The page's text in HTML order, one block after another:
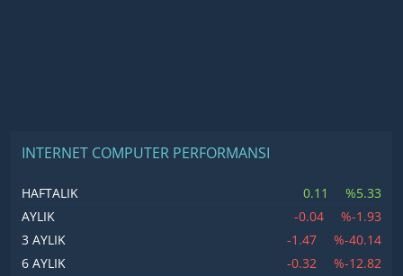
INTERNET COMPUTER PERFORMANSI
HAFTALIK 0.11
%5.33
AYLIK
-0.04
%-1.93
3 AYLIK
-1.47
%-40.14
6 AYLIK
-0.32
%-12.82